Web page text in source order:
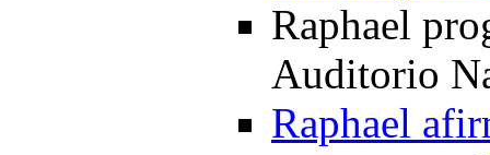
Raphael
Auditorio
Raphael